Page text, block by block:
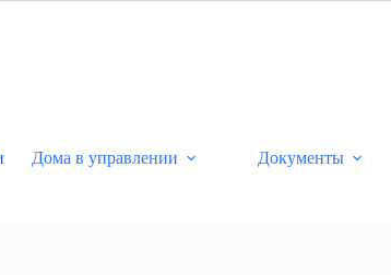
Дома в управлении Документы